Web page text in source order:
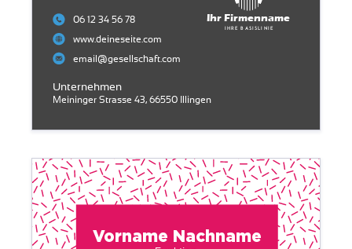
Meininger Strasse 43, 66550 Illingen
www.deineseite.com
email@gesellschaft.com
06 12 34 56 78
Unternehmen
Ihr Firmenname
Ihre Basislinie
Vorname Nachname